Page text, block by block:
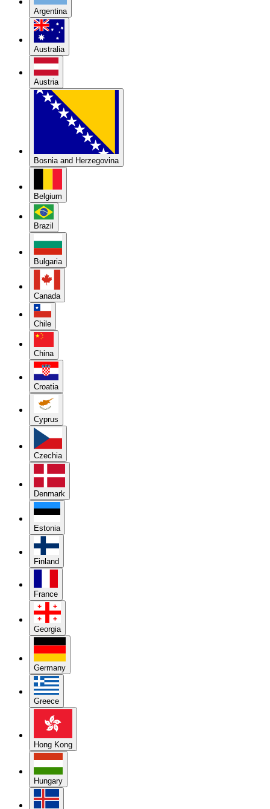
Argentina
Australia
Austria
Bosnia and Herzegovina
Belgium
Brazil
Bulgaria
Canada
Chile
China
Croatia
Cyprus
Czechia
Denmark
Estonia
Finland
France
Georgia
Germany
Greece
Hong Kong
Hungary